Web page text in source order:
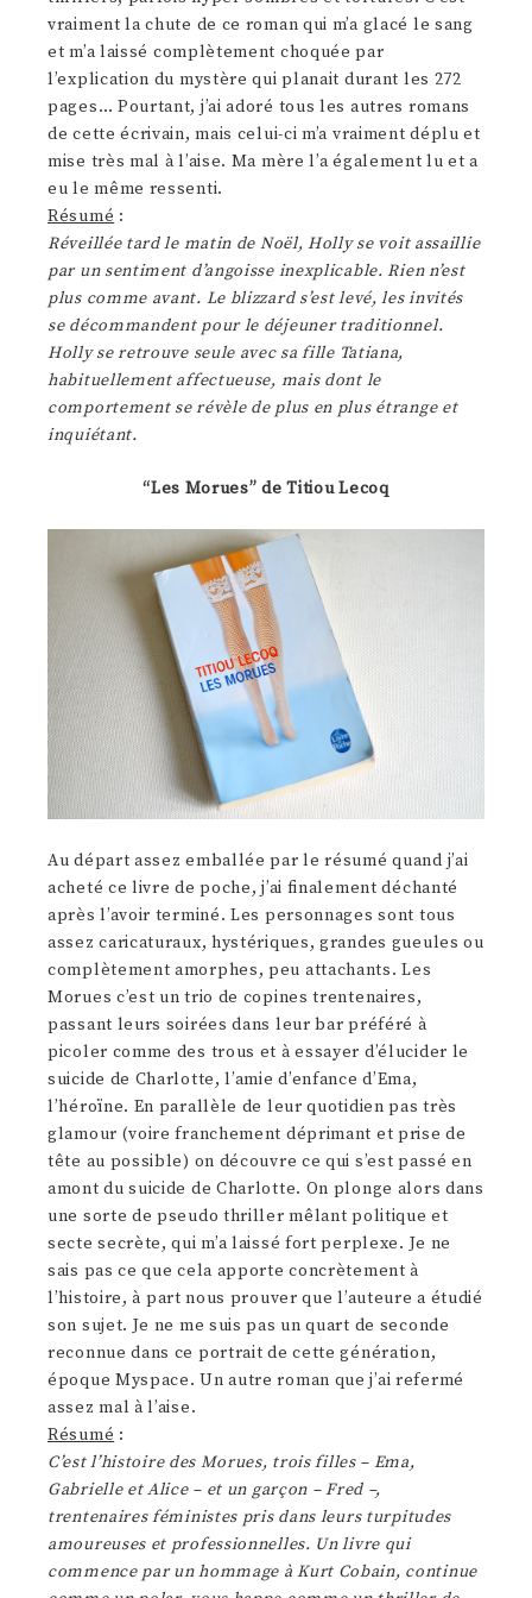
vraiment la chute de ce roman qui m’a glacé le sang
et m’a laissé complètement choquée par
l’explication du mystère qui planait durant les 272
pages… Pourtant, j’ai adoré tous les autres romans
de cette écrivain, mais celui-ci m’a vraiment déplu et
mise très mal à l’aise. Ma mère l’a également lu et a
eu le même ressenti.
Résumé :
Réveillée tard le matin de Noël, Holly se voit assaillie
par un sentiment d’angoisse inexplicable. Rien n’est
plus comme avant. Le blizzard s’est levé, les invités
se décommandent pour le déjeuner traditionnel.
Holly se retrouve seule avec sa fille Tatiana,
habituellement affectueuse, mais dont le
comportement se révèle de plus en plus étrange et
inquiétant.
“Les Morues” de Titiou Lecoq
Au départ assez emballée par le résumé quand j’ai
acheté ce livre de poche, j’ai finalement déchanté
après l’avoir terminé. Les personnages sont tous
assez caricaturaux, hystériques, grandes gueules ou
complètement amorphes, peu attachants. Les
Morues c’est un trio de copines trentenaires,
passant leurs soirées dans leur bar préféré à
picoler comme des trous et à essayer d’élucider le
suicide de Charlotte, l’amie d’enfance d’Ema,
l’héroïne. En parallèle de leur quotidien pas très
glamour (voire franchement déprimant et prise de
tête au possible) on découvre ce qui s’est passé en
amont du suicide de Charlotte. On plonge alors dans
une sorte de pseudo thriller mêlant politique et
secte secrète, qui m’a laissé fort perplexe. Je ne
sais pas ce que cela apporte concrètement à
l’histoire, à part nous prouver que l’auteure a étudié
son sujet. Je ne me suis pas un quart de seconde
reconnue dans ce portrait de cette génération,
époque Myspace. Un autre roman que j’ai refermé
assez mal à l’aise.
Résumé :
C’est l’histoire des Morues, trois filles – Ema,
Gabrielle et Alice – et un garçon – Fred –,
trentenaires féministes pris dans leurs turpitudes
amoureuses et professionnelles. Un livre qui
commence par un hommage à Kurt Cobain, continue